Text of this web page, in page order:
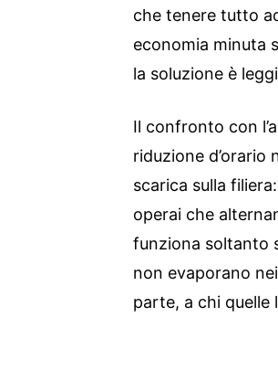
che tenere tutto
economia minuta
la soluzione è
Il confronto con
riduzione d’orario
scarica sulla
operai che
funziona soltanto
non evaporano
parte, a chi quelle